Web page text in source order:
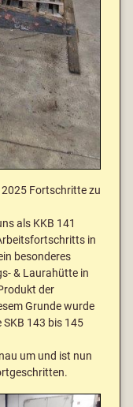
Fortschritte zu
als KKB 141
in
besonderes
& Laurahütte in
der
Grunde wurde
143 bis 145
um und ist nun